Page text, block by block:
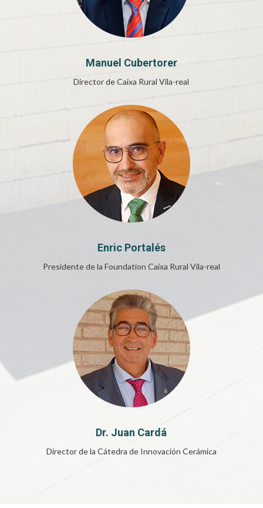
Manuel Cubertorer
Director de Caixa Rural Vila-real
Enric Portalés
Presidente de la Foundation Caixa Rural Vila-real
Dr. Juan Cardá
Director de la Cátedra de Innovación Cerámica